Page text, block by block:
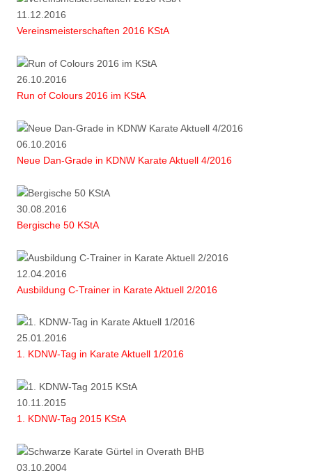
11.12.2016
Vereinsmeisterschaften 2016 KStA
26.10.2016
Run of Colours 2016 im KStA
06.10.2016
Neue Dan-Grade in KDNW Karate Aktuell 4/2016
30.08.2016
Bergische 50 KStA
12.04.2016
Ausbildung C-Trainer in Karate Aktuell 2/2016
25.01.2016
1. KDNW-Tag in Karate Aktuell 1/2016
10.11.2015
1. KDNW-Tag 2015 KStA
03.10.2004